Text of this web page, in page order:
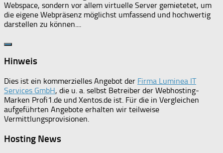
Webspace, sondern vor allem virtuelle Server gemietetet, um
die eigene Webpräsenz möglichst umfassend und hochwertig
darstellen zu können....
Hinweis
Dies ist ein kommerzielles Angebot der Firma Luminea IT
Services GmbH, die u. a. selbst Betreiber der Webhosting-
Marken Profi1.de und Xentos.de ist. Für die in Vergleichen
aufgeführten Angebote erhalten wir teilweise
Vermittlungsprovisionen.
Hosting News